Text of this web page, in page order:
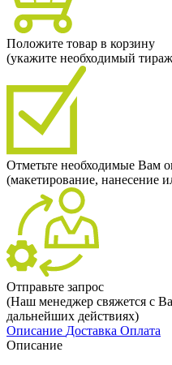
Положите товар в корзину
(укажите необходимый
Отметьте необходимые Вам
(макетирование, нанесение
Отправьте запрос
(Наш менеджер свяжется с
дальнейших действиях)
Описание Доставка Оплата
Описание